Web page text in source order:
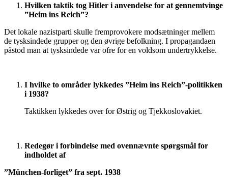
Hvilken taktik tog Hitler i anvendelse for at gennemtvinge
”Heim ins Reich”?
Det lokale nazistparti skulle fremprovokere modsætninger mellem
de tysksindede grupper og den øvrige befolkning. I propagandaen
påstod man at tysksindede var ofre for en voldsom undertrykkelse.
I hvilke to områder lykkedes ”Heim ins Reich”-politikken
i 1938?
Taktikken lykkedes over for Østrig og Tjekkoslovakiet.
Redegør i forbindelse med ovennævnte spørgsmål for
indholdet af
”München-forliget” fra sept. 1938